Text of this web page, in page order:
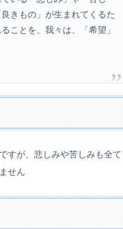
きもの」が生まれてくるた
ことを、我々は、「希望」
すが、悲しみや苦しみも全て
せん